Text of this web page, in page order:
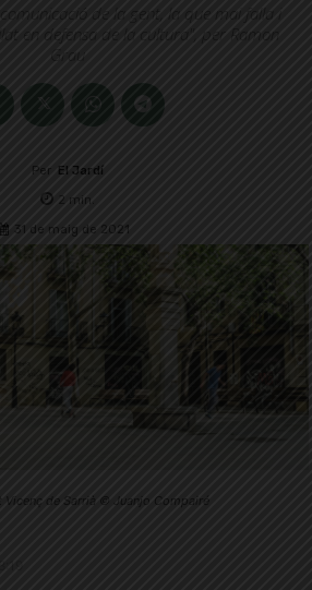
de la gent, la que mai falla i
en defensa de la cultura", per Ramon
Grau
Per El Jardí
2 min.
31 de maig de 2021
Vicenç de Sarrià © Juanjo Compairé